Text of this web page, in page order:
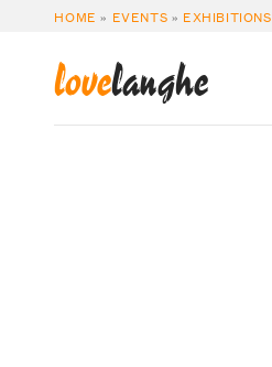
HOME » EVENTS » EXHIBITIONS
lovelanghe